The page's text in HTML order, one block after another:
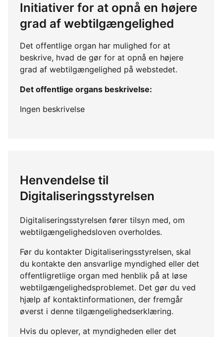
Initiativer for at opnå en højere
grad af webtilgængelighed
Det offentlige organ har mulighed for at
beskrive, hvad de gør for at opnå en højere
grad af webtilgængelighed på webstedet.
Det offentlige organs beskrivelse:
Ingen beskrivelse
Henvendelse til
Digitaliseringsstyrelsen
Digitaliseringsstyrelsen fører tilsyn med, om
webtilgængelighedsloven overholdes.
Før du kontakter Digitaliseringsstyrelsen, skal
du kontakte den ansvarlige myndighed eller det
offentligretlige organ med henblik på at løse
webtilgængelighedsproblemet. Det gør du ved
hjælp af kontaktinformationen, der fremgår
øverst i denne tilgængelighedserklæring.
Hvis du oplever, at myndigheden eller det